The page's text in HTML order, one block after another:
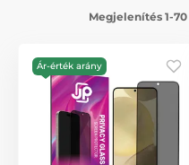
Megjelenítés 1-
Ár-érték arány